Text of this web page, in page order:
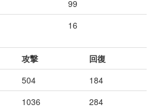
99
16
攻撃
回復
504
184
1036 284